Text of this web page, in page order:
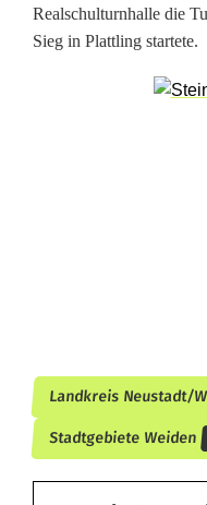
S
Realschulturnhalle die
Sieg in Plattling startete.
Landkreis Neustadt/
Stadtgebiete Weiden